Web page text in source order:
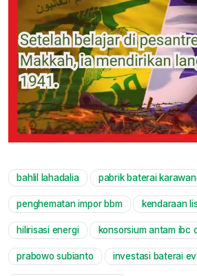
bahlil lahadalia pabrik baterai
penghematan impor bbm kendaraan
hilirisasi energi konsorsium antam ibc
prabowo subianto investasi baterai ev